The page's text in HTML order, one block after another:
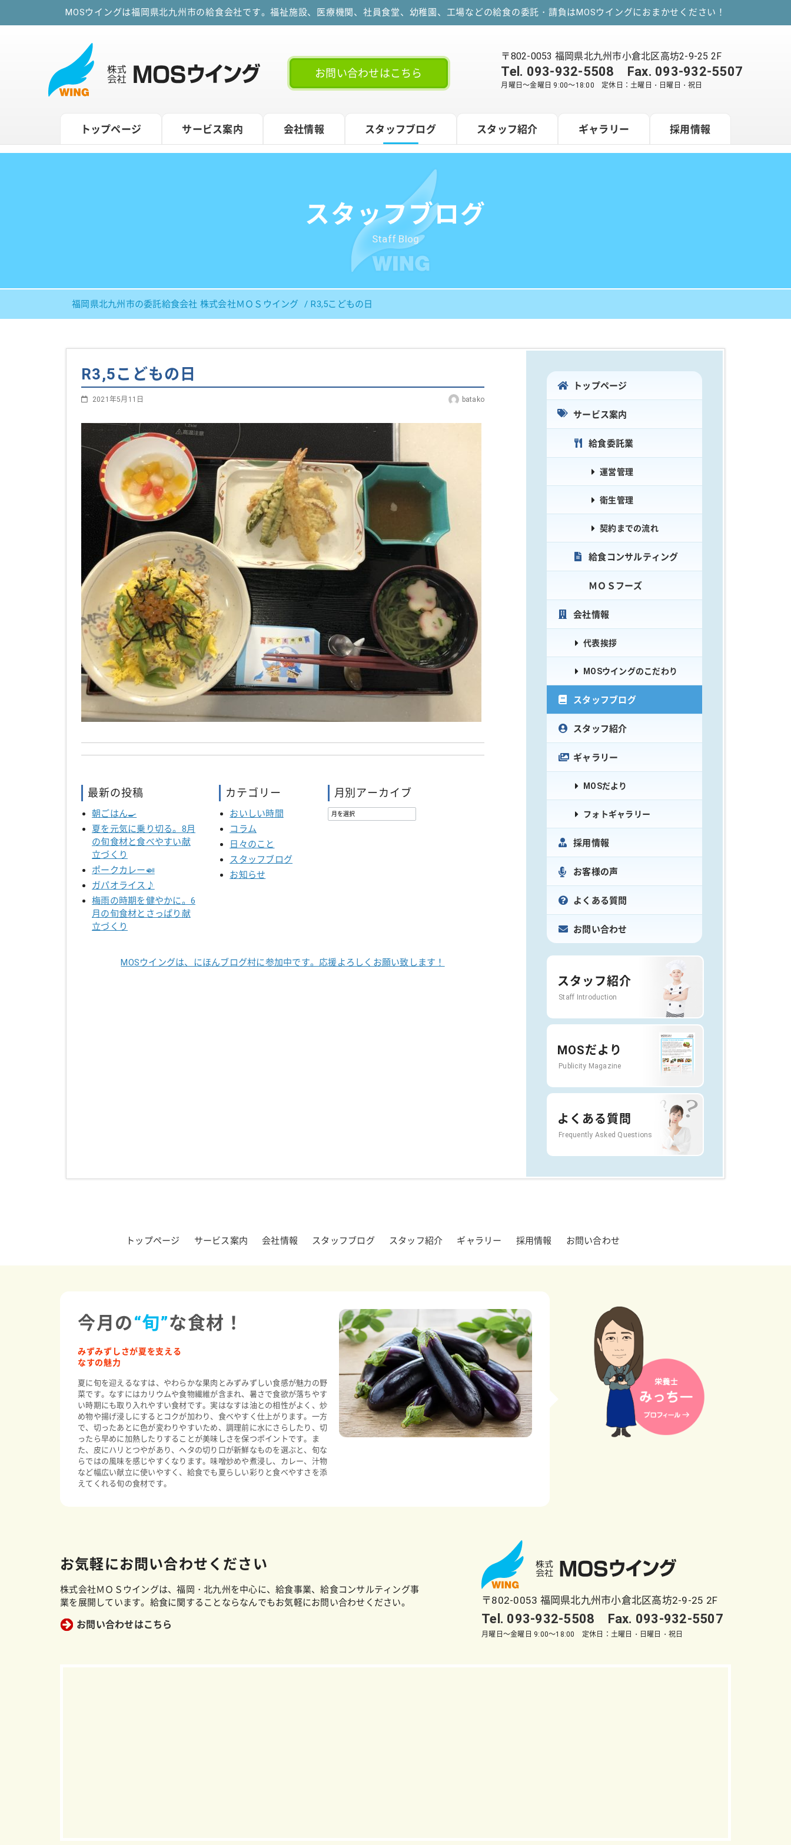
MOSウイングは福岡県北九州市の給食会社です。福祉施設、医療機関、社員食堂、幼稚園、工場などの給食の委託・請負はMOSウイングにおまかせください！
お問い合わせはこちら
〒802-0053 福岡県北九州市小倉北区高坊2-9-25 2F
Tel. 093-932-5508 Fax. 093-932-5507
月曜日～金曜日 9:00～18:00 定休日：土曜日・日曜日・祝日
トップページ サービス案内 会社情報 スタッフブログ スタッフ紹介 ギャラリー 採用情報
スタッフブログ
Staff Blog
福岡県北九州市の委託給食会社 株式会社ＭＯＳウイング R3,5こどもの日
R3,5こどもの日
2021年5月11日 batako
最新の投稿
朝ごはん🍳
夏を元気に乗り切る。8月
の旬食材と食べやすい献
立づくり
ポークカレー🍛
ガパオライス♪
梅雨の時期を健やかに。6
月の旬食材とさっぱり献
立づくり
カテゴリー
おいしい時間
コラム
日々のこと
スタッフブログ
お知らせ
月別アーカイブ
MOSウイングは、にほんブログ村に参加中です。 応援よろしくお願い致します！
トップページ
サービス案内
給食委託業
運営管理
衛生管理
契約までの流れ
給食コンサルティング
ＭＯＳフーズ
会社情報
代表挨拶
MOSウイングのこだわり
スタッフブログ
スタッフ紹介
ギャラリー
MOSだより
フォトギャラリー
採用情報
お客様の声
よくある質問
お問い合わせ
スタッフ紹介
Staff Introduction
MOSだより
Publicity Magazine
よくある質問
Frequently Asked Questions
トップページ サービス案内 会社情報 スタッフブログ スタッフ紹介 ギャラリー 採用情報 お問い合わせ
今月の“旬”な食材！
みずみずしさが夏を支える
なすの魅力
夏に旬を迎えるなすは、やわらかな果肉とみずみずしい食感が魅力の野
菜です。なすにはカリウムや食物繊維が含まれ、暑さで食欲が落ちやす
い時期にも取り入れやすい食材です。実はなすは油との相性がよく、炒
め物や揚げ浸しにするとコクが加わり、食べやすく仕上がります。一方
で、切ったあとに色が変わりやすいため、調理前に水にさらしたり、切
ったら早めに加熱したりすることが美味しさを保つポイントです。ま
た、皮にハリとつやがあり、ヘタの切り口が新鮮なものを選ぶと、旬な
らではの風味を感じやすくなります。味噌炒めや煮浸し、カレー、汁物
など幅広い献立に使いやすく、給食でも夏らしい彩りと食べやすさを添
えてくれる旬の食材です。
お気軽にお問い合わせください
株式会社ＭＯＳウイングは、福岡・北九州を中心に、給食事業、給食コンサルティング事
業を展開しています。給食に関することならなんでもお気軽にお問い合わせください。
お問い合わせはこちら
〒802-0053 福岡県北九州市小倉北区高坊2-9-25 2F
Tel. 093-932-5508 Fax. 093-932-5507
月曜日～金曜日 9:00～18:00 定休日：土曜日・日曜日・祝日